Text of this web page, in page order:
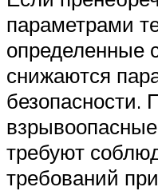
параметрами
определенные
снижаются
безопасности.
требуют
требований